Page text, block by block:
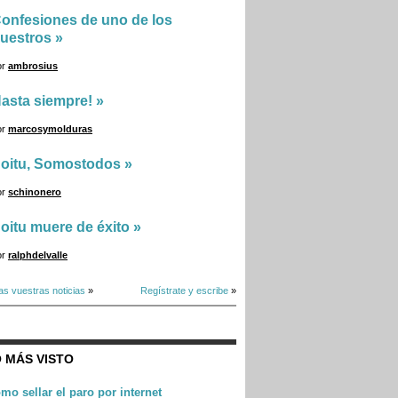
de uno de los
»
ambrosius
siempre! »
marcosymolduras
Somostodos »
schinonero
muere de éxito »
ralphdelvalle
vuestras noticias » Regístrate y escribe »
MÁS VISTO
sellar el paro por internet